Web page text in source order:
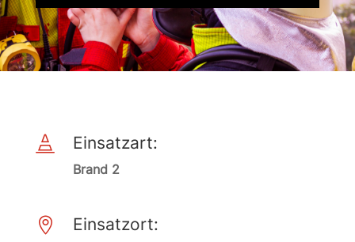
 Einsatzart:
Brand 2
 Einsatzort: